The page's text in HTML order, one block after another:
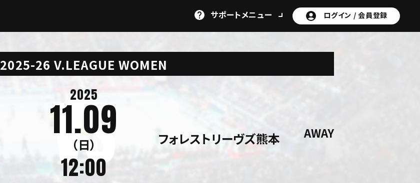
サポートメニュー ログイン /会員登録
2025-26 V.LEAGUE WOMEN
2025
11.09
（日）
12:00
AWAY
フォレストリーヴズ熊本